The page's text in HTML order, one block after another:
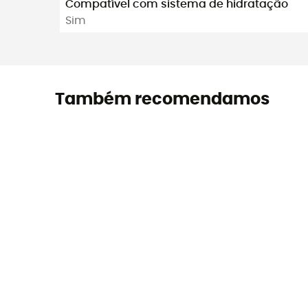
Compatível com sistema de hidratação
Sim
Também recomendamos